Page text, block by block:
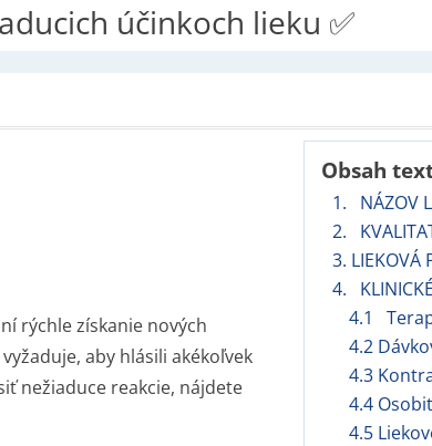
účinkoch lieku ✅
Obsah
1. NÁZOV
2.
3. LIEKOVÁ
4.
4.1
4.2
4.3
4.4
4.5
rýchle získanie nových
aby hlásili akékoľvek
nežiaduce reakcie, nájdete